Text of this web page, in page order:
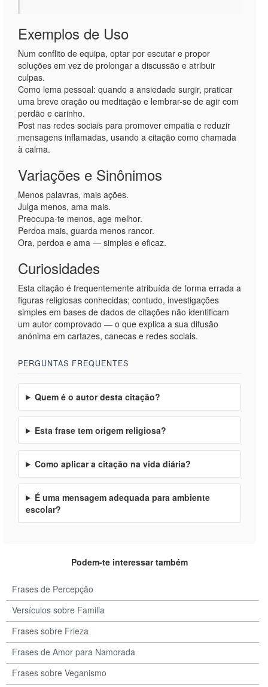
Exemplos de Uso
Num conflito de equipa, optar por escutar e propor
soluções em vez de prolongar a discussão e atribuir
culpas.
Como lema pessoal: quando a ansiedade surgir, praticar
uma breve oração ou meditação e lembrar-se de agir com
perdão e carinho.
Post nas redes sociais para promover empatia e reduzir
mensagens inflamadas, usando a citação como chamada
à calma.
Variações e Sinônimos
Menos palavras, mais ações.
Julga menos, ama mais.
Preocupa-te menos, age melhor.
Perdoa mais, guarda menos rancor.
Ora, perdoa e ama — simples e eficaz.
Curiosidades
Esta citação é frequentemente atribuída de forma errada a
figuras religiosas conhecidas; contudo, investigações
simples em bases de dados de citações não identificam
um autor comprovado — o que explica a sua difusão
anónima em cartazes, canecas e redes sociais.
PERGUNTAS FREQUENTES
Quem é o autor desta citação?
Esta frase tem origem religiosa?
Como aplicar a citação na vida diária?
É uma mensagem adequada para ambiente
escolar?
Podem-te interessar também
Frases de Percepção
Versículos sobre Familia
Frases sobre Frieza
Frases de Amor para Namorada
Frases sobre Veganismo